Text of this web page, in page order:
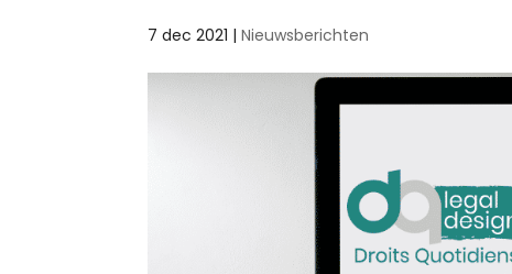
7 dec 2021 |Nieuwsberichten